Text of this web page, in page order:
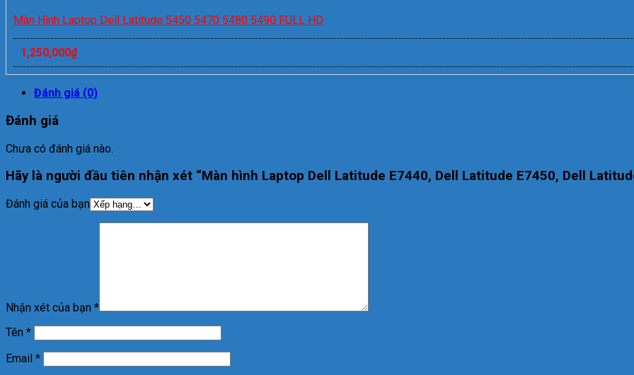
Màn Hình Laptop Dell Latitude 5450 5470 5480 5490 FULL HD
1,250,000₫
Đánh giá (0)
Đánh giá
Chưa có đánh giá nào.
Hãy là người đầu tiên nhận xét “Màn hình Laptop Dell Latitude E7440, Dell Latitude E7450, Dell
Đánh giá của bạn
Nhận xét của bạn *
Tên *
Email *